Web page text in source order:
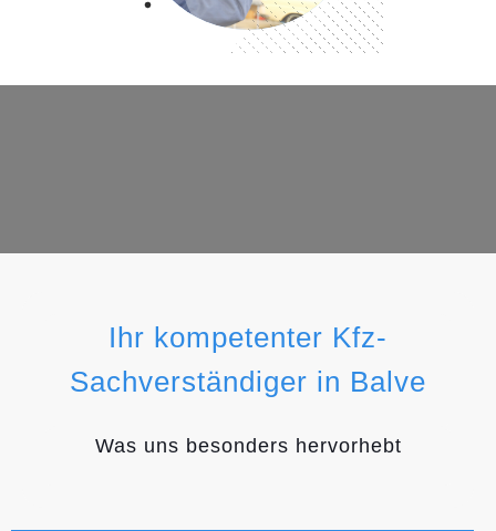
Ihr kompetenter Kfz-
Sachverständiger in Balve
Was uns besonders hervorhebt